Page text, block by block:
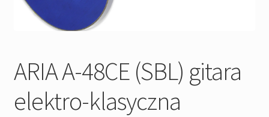
ARIA A-48CE (SBL) gitara
elektro-klasyczna